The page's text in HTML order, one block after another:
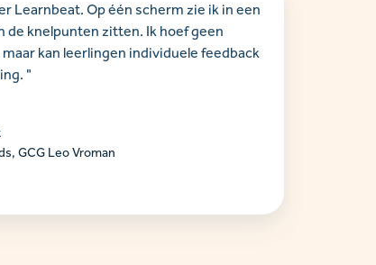
Learnbeat. Op één scherm zie ik in een
de knelpunten zitten. Ik hoef geen
kan leerlingen individuele feedback
"
GCG Leo Vroman